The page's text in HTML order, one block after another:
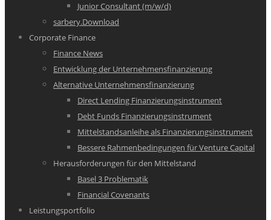
Junior Consultant (m/w/d)
sarbery.Download
Corporate Finance
Finance News
Entwicklung der Unternehmensfinanzierung
Alternative Unternehmensfinanzierung
Direct Lending Finanzierungsinstrument
Debt Funds Finanzierungsinstrument
Mittelstandsanleihe als Finanzierungsinstrument
Bessere Rahmenbedingungen für Venture Capital
Herausforderungen für den Mittelstand
Basel 3 Problematik
Financial Covenants
Leistungsportfolio